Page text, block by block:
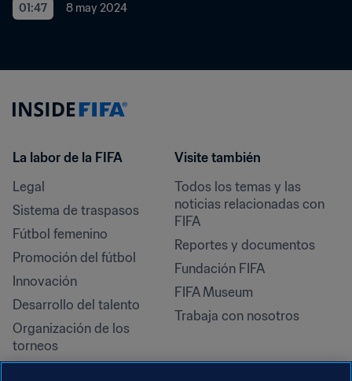
01:47 8 may 2024
La labor de la FIFA
Legal
Sistema de traspasos
Fútbol femenino
Promoción del fútbol
Innovación
Desarrollo del talento
Organización de los
torneos
Visite también
Todos los temas y las
noticias relacionadas con
FIFA
Reportes y documentos
Fundación FIFA
FIFA Museum
Trabaja con nosotros